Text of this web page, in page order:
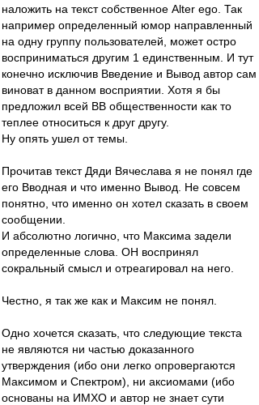
наложить на текст собственное Alter ego. Так
например определенный юмор направленный
на одну группу пользователей, может остро
восприниматься другим 1 единственным. И тут
конечно исключив Введение и Вывод автор сам
виноват в данном восприятии. Хотя я бы
предложил всей ВВ общественности как то
теплее относиться к друг другу.
Ну опять ушел от темы.
Прочитав текст Дяди Вячеслава я не понял где
его Вводная и что именно Вывод. Не совсем
понятно, что именно он хотел сказать в своем
сообщении.
И абсолютно логично, что Максима задели
определенные слова. ОН воспринял
сокральный смысл и отреагировал на него.
Честно, я так же как и Максим не понял.
Одно хочется сказать, что следующие текста
не являются ни частью доказанного
утверждения (ибо они легко опровергаются
Максимом и Спектром), ни аксиомами (ибо
основаны на ИМХО и автор не знает сути